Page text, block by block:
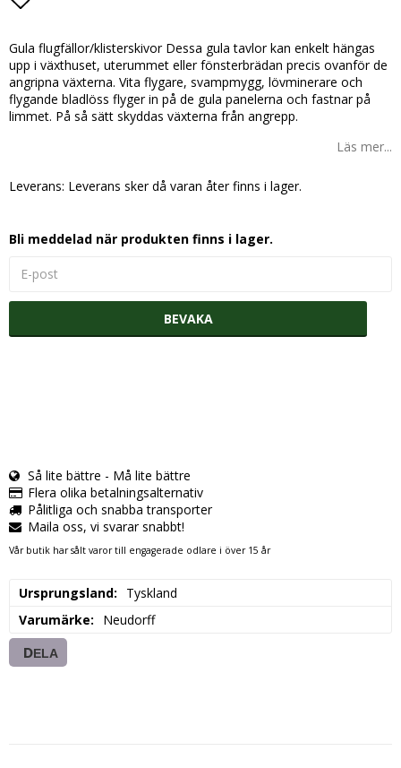
Gula flugfällor/klisterskivor Dessa gula tavlor kan enkelt hängas
upp i växthuset, uterummet eller fönsterbrädan precis ovanför de
angripna växterna. Vita flygare, svampmygg, lövminerare och
flygande bladlöss flyger in på de gula panelerna och fastnar på
limmet. På så sätt skyddas växterna från angrepp.
Läs mer...
Leverans: Leverans sker då varan åter finns i lager.
Bli meddelad när produkten finns i lager.
BEVAKA
Så lite bättre - Må lite bättre
Flera olika betalningsalternativ
Pålitliga och snabba transporter
Maila oss, vi svarar snabbt!
Vår butik har sålt varor till engagerade odlare i över 15 år
Ursprungsland
Tyskland
Varumärke
Neudorff
DELA